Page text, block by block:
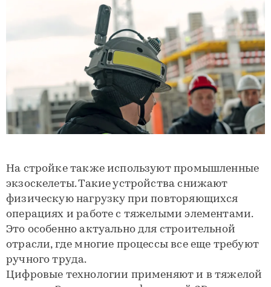
На стройке также используют промышленные
экзоскелеты. Такие устройства снижают
физическую нагрузку при повторяющихся
операциях и работе с тяжелыми элементами.
Это особенно актуально для строительной
отрасли, где многие процессы все еще требуют
ручного труда.
Цифровые технологии применяют и в тяжелой